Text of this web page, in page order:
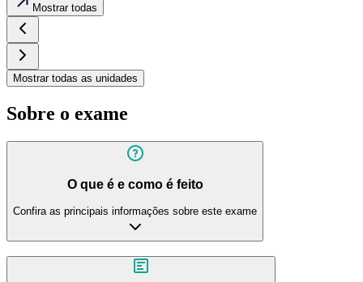
Mostrar todas
Mostrar todas as unidades
Sobre o exame
O que é e como é feito
Confira as principais informações sobre este exame